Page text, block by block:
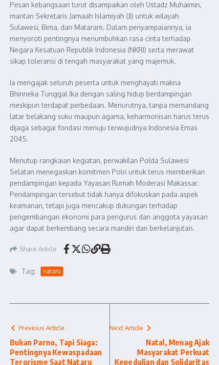
Pesan kebangsaan turut disampaikan oleh Ustadz Muhaimin,
mantan Sekretaris Jamaah Islamiyah (JI) untuk wilayah
Sulawesi, Bima, dan Mataram. Dalam penyampaiannya, ia
menyoroti pentingnya menumbuhkan rasa cinta terhadap
Negara Kesatuan Republik Indonesia (NKRI) serta merawat
sikap toleransi di tengah masyarakat yang majemuk.
Ia mengajak seluruh peserta untuk menghayati makna
Bhinneka Tunggal Ika dengan saling hidup berdampingan
meskipun terdapat perbedaan. Menurutnya, tanpa memandang
latar belakang suku maupun agama, keharmonisan harus terus
dijaga sebagai fondasi menuju terwujudnya Indonesia Emas
2045.
Menutup rangkaian kegiatan, perwakilan Polda Sulawesi
Selatan menegaskan komitmen Polri untuk terus memberikan
pendampingan kepada Yayasan Rumah Moderasi Makassar.
Pendampingan tersebut tidak hanya difokuskan pada aspek
keamanan, tetapi juga mencakup dukungan terhadap
pengembangan ekonomi para pengurus dan anggota yayasan
agar dapat berkembang secara mandiri dan berkelanjutan.
Share Article
Tag: nataru
Previous Article
Bukan Parno, Tapi Siaga:
Pentingnya Kewaspadaan
Terorisme Saat Nataru
Next Article
Natal, Menag Ajak
Masyarakat Perkuat
Kepedulian dan Solidaritas